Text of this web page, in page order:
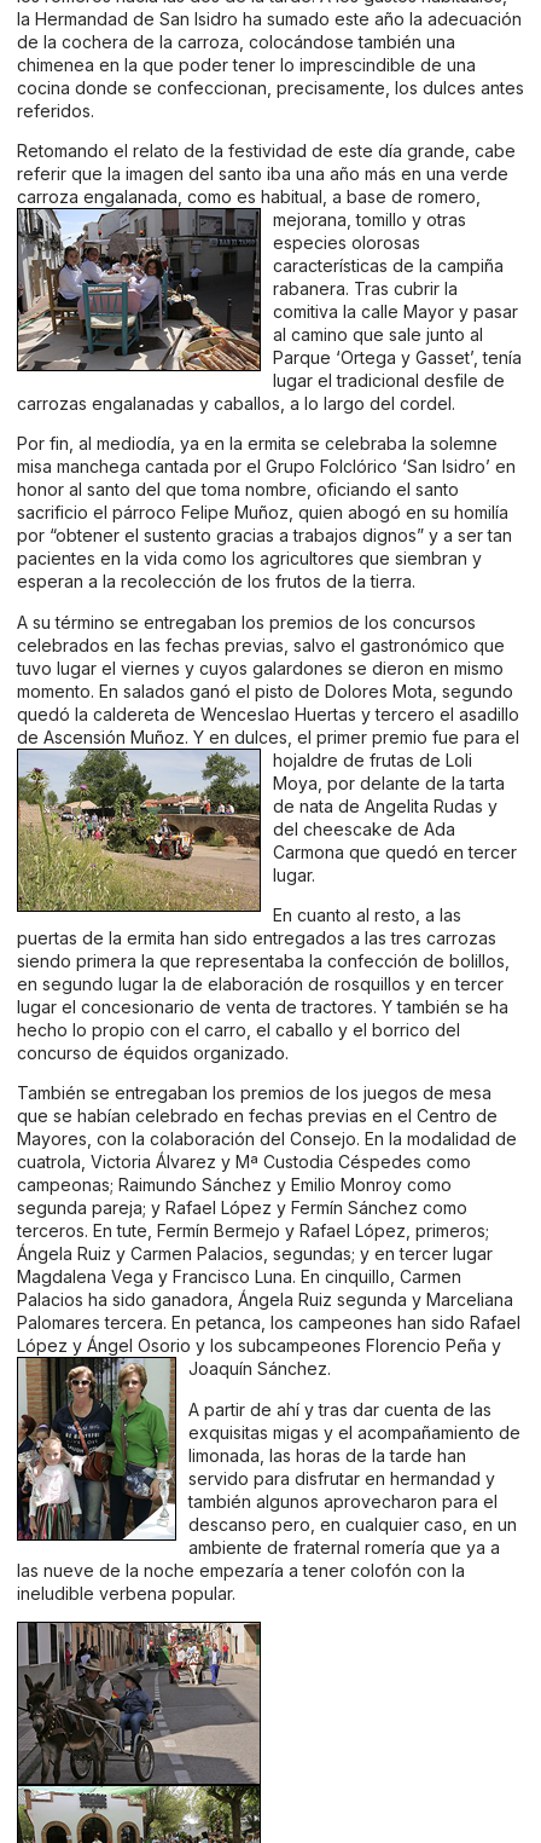
la Hermandad de San Isidro ha sumado este año la adecuación
de la cochera de la carroza, colocándose también una
chimenea en la que poder tener lo imprescindible de una
cocina donde se confeccionan, precisamente, los dulces antes
referidos.
Retomando el relato de la festividad de este día grande, cabe
referir que la imagen del santo iba una año más en una verde
carroza engalanada, como es habitual, a base de romero,
mejorana, tomillo y otras
especies olorosas
características de la campiña
rabanera. Tras cubrir la
comitiva la calle Mayor y pasar
al camino que sale junto al
Parque ‘Ortega y Gasset’, tenía
lugar el tradicional desfile de
carrozas engalanadas y caballos, a lo largo del cordel.
Por fin, al mediodía, ya en la ermita se celebraba la solemne
misa manchega cantada por el Grupo Folclórico ‘San Isidro’ en
honor al santo del que toma nombre, oficiando el santo
sacrificio el párroco Felipe Muñoz, quien abogó en su homilía
por “obtener el sustento gracias a trabajos dignos” y a ser tan
pacientes en la vida como los agricultores que siembran y
esperan a la recolección de los frutos de la tierra.
A su término se entregaban los premios de los concursos
celebrados en las fechas previas, salvo el gastronómico que
tuvo lugar el viernes y cuyos galardones se dieron en mismo
momento. En salados ganó el pisto de Dolores Mota, segundo
quedó la caldereta de Wenceslao Huertas y tercero el asadillo
de Ascensión Muñoz. Y en dulces, el primer premio fue para el
hojaldre de frutas de Loli
Moya, por delante de la tarta
de nata de Angelita Rudas y
del cheescake de Ada
Carmona que quedó en tercer
lugar.
En cuanto al resto, a las
puertas de la ermita han sido entregados a las tres carrozas
siendo primera la que representaba la confección de bolillos,
en segundo lugar la de elaboración de rosquillos y en tercer
lugar el concesionario de venta de tractores. Y también se ha
hecho lo propio con el carro, el caballo y el borrico del
concurso de équidos organizado.
También se entregaban los premios de los juegos de mesa
que se habían celebrado en fechas previas en el Centro de
Mayores, con la colaboración del Consejo. En la modalidad de
cuatrola, Victoria Álvarez y Mª Custodia Céspedes como
campeonas; Raimundo Sánchez y Emilio Monroy como
segunda pareja; y Rafael López y Fermín Sánchez como
terceros. En tute, Fermín Bermejo y Rafael López, primeros;
Ángela Ruiz y Carmen Palacios, segundas; y en tercer lugar
Magdalena Vega y Francisco Luna. En cinquillo, Carmen
Palacios ha sido ganadora, Ángela Ruiz segunda y Marceliana
Palomares tercera. En petanca, los campeones han sido Rafael
López y Ángel Osorio y los subcampeones Florencio Peña y
Joaquín Sánchez.
A partir de ahí y tras dar cuenta de las
exquisitas migas y el acompañamiento de
limonada, las horas de la tarde han
servido para disfrutar en hermandad y
también algunos aprovecharon para el
descanso pero, en cualquier caso, en un
ambiente de fraternal romería que ya a
las nueve de la noche empezaría a tener colofón con la
ineludible verbena popular.